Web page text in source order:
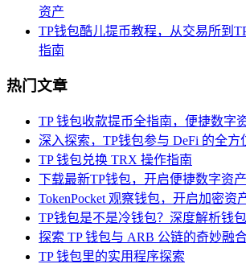
资产
TP钱包酷儿提币教程，从交易所到
指南
热门文章
TP 钱包收款提币全指南，便捷数字
深入探索，TP钱包参与 DeFi 的全方
TP 钱包兑换 TRX 操作指南
下载最新TP钱包，开启便捷数字资
TokenPocket 观察钱包，开启加密资
TP钱包是不是冷钱包？深度解析钱
探索 TP 钱包与 ARB 公链的奇妙融
TP 钱包里的实用程序探索